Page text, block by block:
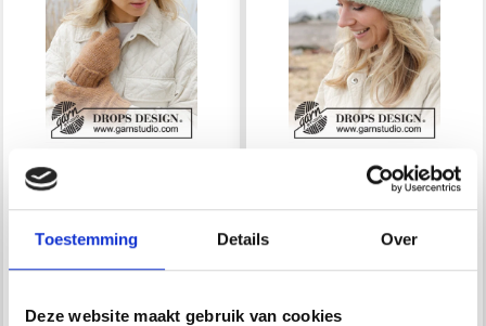
Toestemming Details Over
Deze website maakt gebruik van cookies
242-25 SOFT CARAMEL
SET BY DROPS DESIGN
EUR 6.30EUR 7.80
242-3 MINT WINTER
HAT BY DROPS DESIGN
EUR 14.00EUR 17.00